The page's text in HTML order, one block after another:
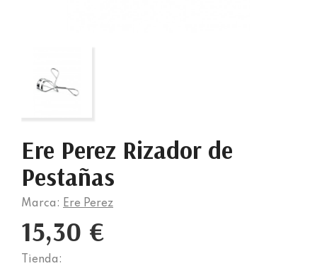
Ere Perez Rizador de
Pestañas
Marca: Ere Perez
15,30 €
Tienda: